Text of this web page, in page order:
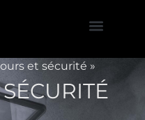
et sécurité »